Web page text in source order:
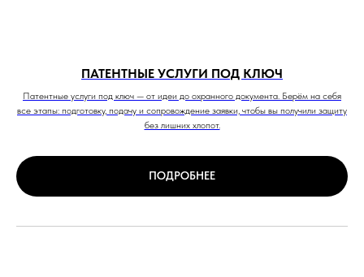
ПАТЕНТНЫЕ УСЛУГИ ПОД КЛЮЧ
Патентные услуги под ключ — от идеи до охранного документа. Берём на себя
все этапы: подготовку, подачу и сопровождение заявки, чтобы вы получили защиту
без лишних хлопот.
ПОДРОБНЕЕ